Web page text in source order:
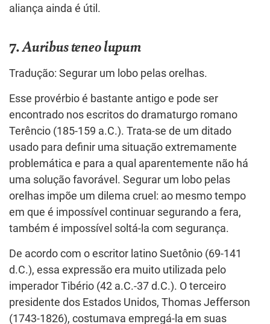
aliança ainda é útil.
7.Auribus teneo lupum
Tradução: Segurar um lobo pelas orelhas.
Esse provérbio é bastante antigo e pode ser
encontrado nos escritos do dramaturgo romano
Terêncio (185-159 a.C.). Trata-se de um ditado
usado para definir uma situação extremamente
problemática e para a qual aparentemente não há
uma solução favorável. Segurar um lobo pelas
orelhas impõe um dilema cruel: ao mesmo tempo
em que é impossível continuar segurando a fera,
também é impossível soltá-la com segurança.
De acordo com o escritor latino Suetônio (69-141
d.C.), essa expressão era muito utilizada pelo
imperador Tibério (42 a.C.-37 d.C.). O terceiro
presidente dos Estados Unidos, Thomas Jefferson
(1743-1826), costumava empregá-la em suas